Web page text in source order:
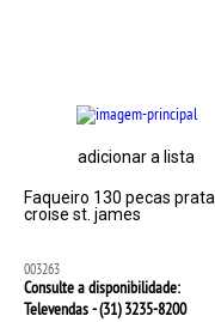
adicionar a lista
Faqueiro 130 pecas prata
croise st. james
003263
Consulte a disponibilidade:
Televendas - (31)3235-8200